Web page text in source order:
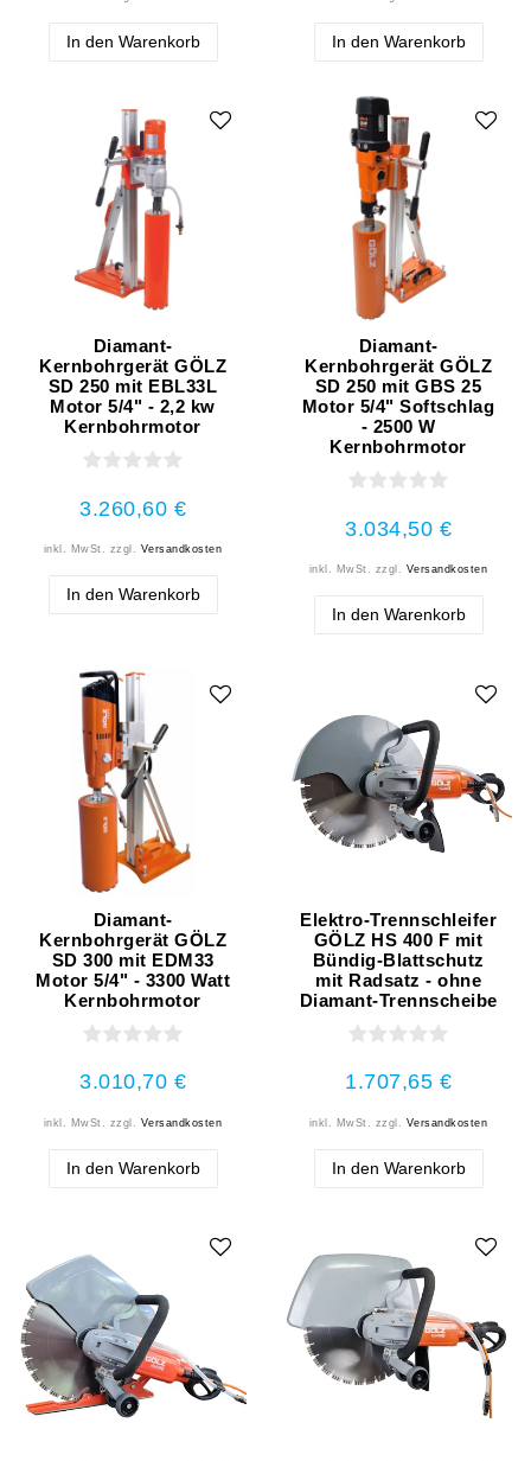
In den Warenkorb In den Warenkorb
Diamant-
Kernbohrgerät GÖLZ
SD 250 mit EBL33L
Motor 5/4" - 2,2 kw
Kernbohrmotor
3.260,60 €
inkl. MwSt. zzgl. Versandkosten
In den Warenkorb
Diamant-
Kernbohrgerät GÖLZ
SD 250 mit GBS 25
Motor 5/4" Softschlag
- 2500 W
Kernbohrmotor
3.034,50 €
inkl. MwSt. zzgl. Versandkosten
In den Warenkorb
Diamant-
Kernbohrgerät GÖLZ
SD 300 mit EDM33
Motor 5/4" - 3300 Watt
Kernbohrmotor
3.010,70 €
inkl. MwSt. zzgl. Versandkosten
In den Warenkorb
Elektro-Trennschleifer
GÖLZ HS 400 F mit
Bündig-Blattschutz
mit Radsatz - ohne
Diamant-Trennscheibe
1.707,65 €
inkl. MwSt. zzgl. Versandkosten
In den Warenkorb